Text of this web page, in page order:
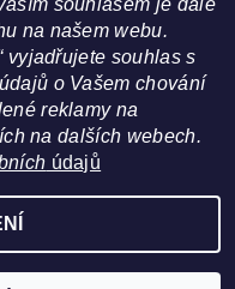
Upravit nastavení cookies
souhlasem je dále
na našem webu.
vyjadřujete souhlas s
o Vašem chování
reklamy na
na dalších webech.
údajů